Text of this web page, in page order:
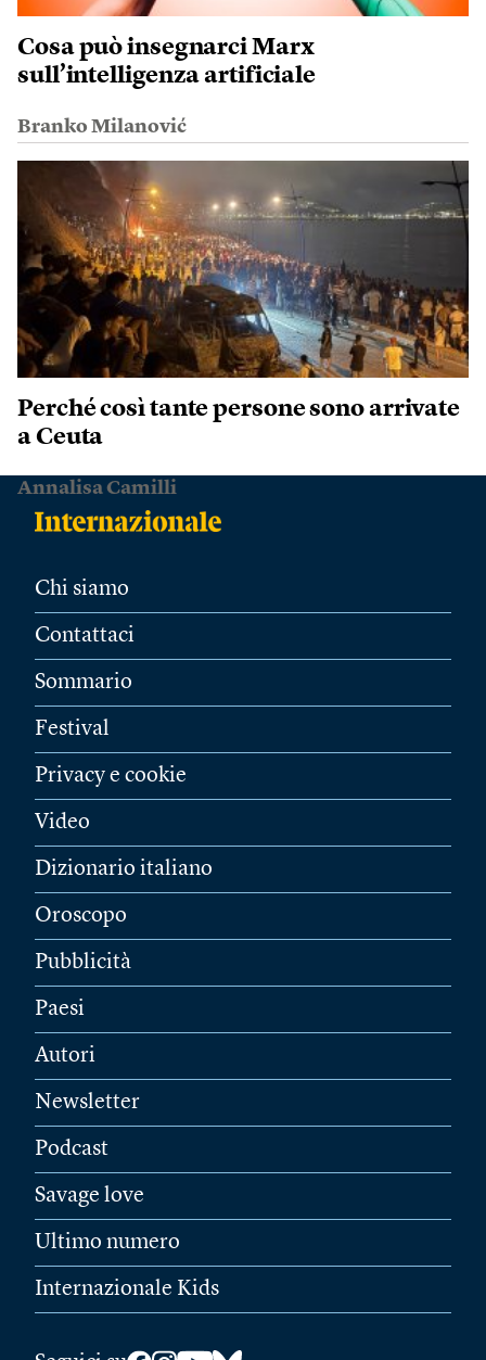
Cosa può insegnarci Marx
sull’intelligenza artificiale
Branko Milanović
Perché così tante persone sono arrivate
a Ceuta
Annalisa Camilli
Chi siamo
Contattaci
Sommario
Festival
Privacy e cookie
Video
Dizionario italiano
Oroscopo
Pubblicità
Paesi
Autori
Newsletter
Podcast
Savage love
Ultimo numero
Internazionale Kids